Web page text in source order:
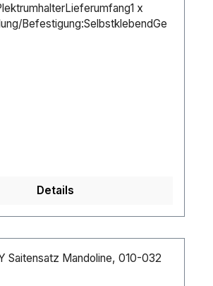
x
Befestigung:SelbstklebendGe
Details